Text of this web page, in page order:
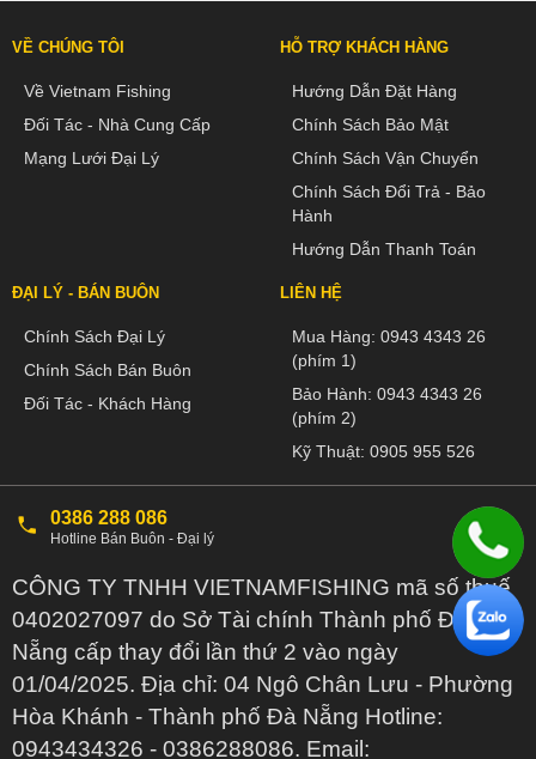
VỀ CHÚNG TÔI
Về Vietnam Fishing
Đối Tác - Nhà Cung Cấp
Mạng Lưới Đại Lý
HỖ TRỢ KHÁCH HÀNG
Hướng Dẫn Đặt Hàng
Chính Sách Bảo Mật
Chính Sách Vận Chuyển
Chính Sách Đổi Trả - Bảo
Hành
Hướng Dẫn Thanh Toán
ĐẠI LÝ - BÁN BUÔN
Chính Sách Đại Lý
Chính Sách Bán Buôn
Đối Tác - Khách Hàng
LIÊN HỆ
Mua Hàng: 0943 4343 26
(phím 1)
Bảo Hành: 0943 4343 26
(phím 2)
Kỹ Thuật: 0905 955 526
0386 288 086
Hotline Bán Buôn - Đại lý
CÔNG TY TNHH VIETNAMFISHING mã số thuế
0402027097 do Sở Tài chính Thành phố Đà
Nẵng cấp thay đổi lần thứ 2 vào ngày
01/04/2025. Địa chỉ: 04 Ngô Chân Lưu - Phường
Hòa Khánh - Thành phố Đà Nẵng Hotline:
0943434326 - 0386288086. Email: